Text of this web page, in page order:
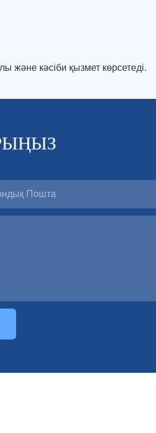
және кәсіби қызмет көрсетеді.
Пошта